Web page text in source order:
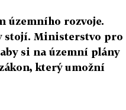
územního rozvoje.
stojí. Ministerstvo pro
si na územní plány
který umožní